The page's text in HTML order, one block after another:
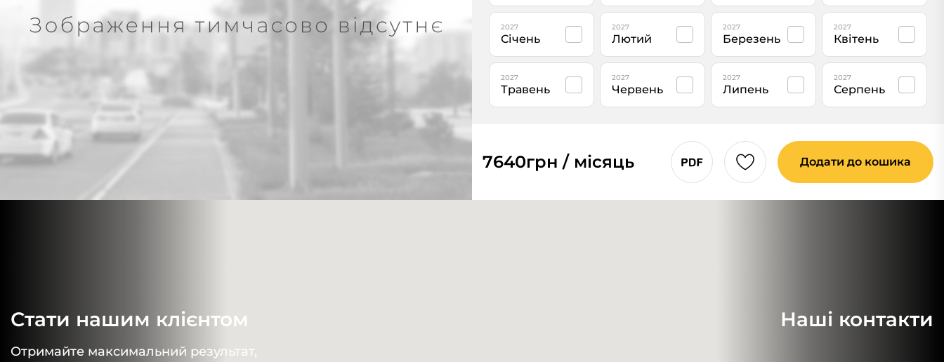
2027
Січень
2027
Лютий
2027
Березень
2027
Квітень
2027
Травень
2027
Червень
2027
Липень
2027
Серпень
7640грн / місяць Додати до кошика
Стати нашим клієнтом
Отримайте максимальний результат,
Наші контакти